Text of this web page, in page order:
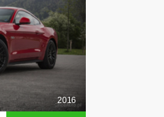
2016